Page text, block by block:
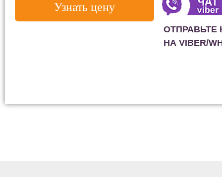
Узнать цену
ОТПРАВЬТЕ
НА VIBER/